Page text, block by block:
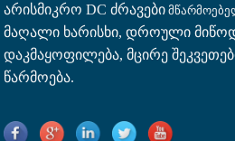
არისმიკრო DC ძრავები
მაღალი ხარისხი, დროული
დაკმაყოფილება, მცირე
წარმოება.